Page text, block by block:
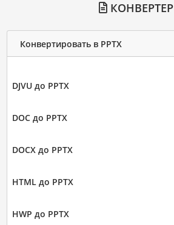
КОНВЕРТЕР
Конвертировать в PPTX
DJVU до PPTX
DOC до PPTX
DOCX до PPTX
HTML до PPTX
HWP до PPTX